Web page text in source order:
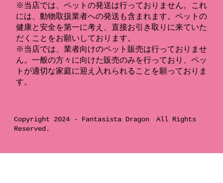
※当店では、ペットの発送は行っておりません。これ
には、動物取扱業者への発送も含まれます。ペットの
健康と安全を第一に考え、直接お引き取りに来ていた
だくことをお願いしております。
※当店では、業者向けのペット販売は行っておりませ
ん。一般の方々に向けた販売のみを行っており、ペッ
トが適切な家庭に迎え入れられることを願っておりま
す。
Copyright 2024 - Fantasista DragonAll Rights
Reserved.